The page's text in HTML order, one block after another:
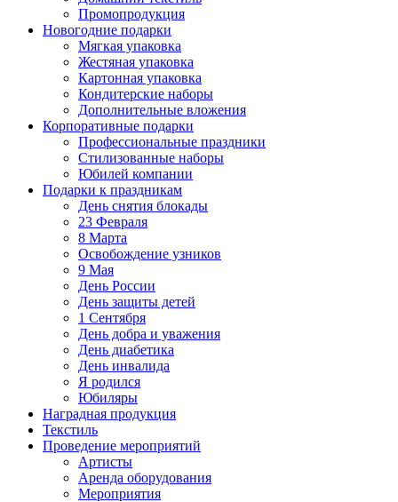
Промопродукция
Новогодние подарки
Мягкая упаковка
Жестяная упаковка
Картонная упаковка
Кондитерские наборы
Дополнительные вложения
Корпоративные подарки
Профессиональные праздники
Стилизованные наборы
Юбилей компании
Подарки к праздникам
День снятия блокады
23 Февраля
8 Марта
Освобождение узников
9 Мая
День России
День защиты детей
1 Сентября
День добра и уважения
День диабетика
День инвалида
Я родился
Юбиляры
Наградная продукция
Текстиль
Проведение мероприятий
Артисты
Аренда оборудования
Мероприятия